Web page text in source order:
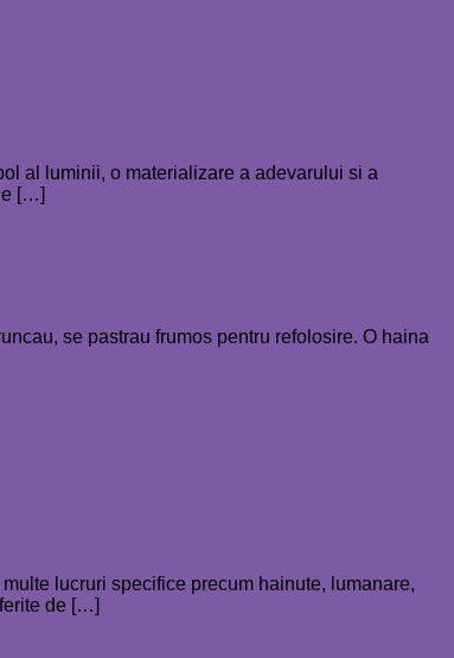
al luminii, o materializare a adevarului si a
[…]
se pastrau frumos pentru refolosire. O haina
lucruri specifice precum hainute, lumanare,
de […]